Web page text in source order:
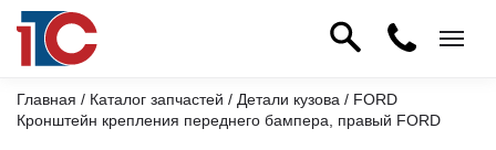
Главная / Каталог запчастей / Детали кузова / FORD
Кронштейн крепления переднего бампера, правый FORD